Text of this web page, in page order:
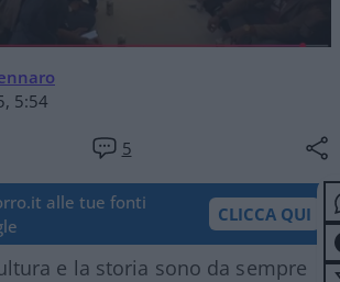
5:54
5
alle tue fonti
CLICCA QUI
e la storia sono da sempre